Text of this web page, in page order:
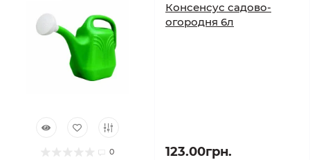
0
Консенсус садово-
огородня 6л
123.00грн.